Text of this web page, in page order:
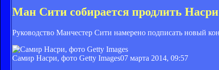
Ман Сити собирается продлить Насри
Руководство Манчестер Сити намерено подписать новый
Самир Насри, фото Getty Images07 марта 2014, 09:57